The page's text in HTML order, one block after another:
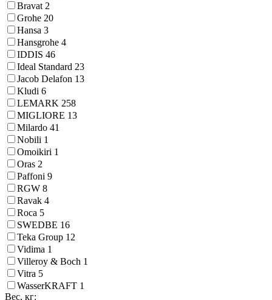
Bravat 2
Grohe 20
Hansa 3
Hansgrohe 4
IDDIS 46
Ideal Standard 23
Jacob Delafon 13
Kludi 6
LEMARK 258
MIGLIORE 13
Milardo 41
Nobili 1
Omoikiri 1
Oras 2
Paffoni 9
RGW 8
Ravak 4
Roca 5
SWEDBE 16
Teka Group 12
Vidima 1
Villeroy & Boch 1
Vitra 5
WasserKRAFT 1
Вес, кг: